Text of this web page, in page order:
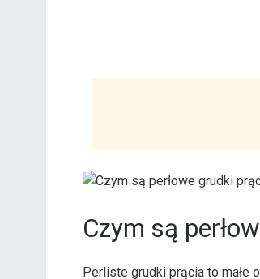
Czym są
Perliste grudki prącia to małe